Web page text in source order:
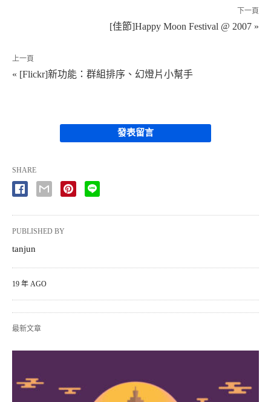
下一頁
[佳節]Happy Moon Festival @ 2007 »
上一頁
« [Flickr]新功能：群組排序、幻燈片小幫手
發表留言
SHARE
PUBLISHED BY
tanjun
19 年 AGO
最新文章